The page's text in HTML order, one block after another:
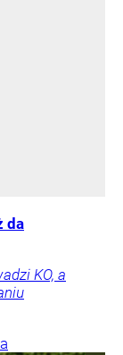
da
KO, a